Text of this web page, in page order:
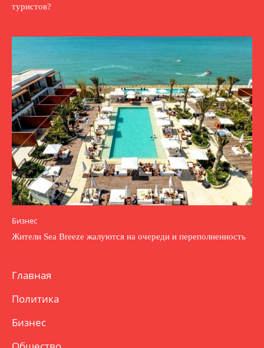
туристов?
Бизнес
Жители Sea Breeze жалуются на очереди и переполненность
Главная
Политика
Бизнес